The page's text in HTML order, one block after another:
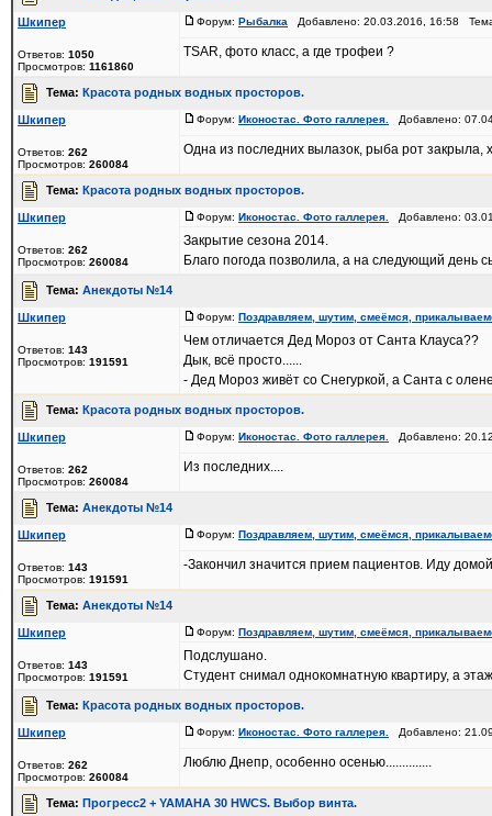
Шкипер
Ответов: 1050
Просмотров: 1161860
Форум: Рыбалка Добавлено: 20.03.2016, 16:58
TSAR, фото класс, а где трофеи ?
Тема: Красота родных водных просторов.
Шкипер
Ответов: 262
Просмотров: 260084
Форум: Иконостас. Фото галлерея. Добавлено:
Одна из последних вылазок, рыба рот закрыла,
Тема: Красота родных водных просторов.
Шкипер
Ответов: 262
Просмотров: 260084
Форум: Иконостас. Фото галлерея. Добавлено:
Закрытие сезона 2014.
Благо погода позволила, а на следующий день
Тема: Анекдоты №14
Шкипер
Ответов: 143
Просмотров: 191591
Форум: Поздравляем, шутим, смеёмся,
Чем отличается Дед Мороз от Санта Клауса??
Дык, всё просто......
- Дед Мороз живёт со Снегуркой, а Санта с
Тема: Красота родных водных просторов.
Шкипер
Ответов: 262
Просмотров: 260084
Форум: Иконостас. Фото галлерея. Добавлено:
Из последних....
Тема: Анекдоты №14
Шкипер
Ответов: 143
Просмотров: 191591
Форум: Поздравляем, шутим, смеёмся,
-Закончил значится прием пациентов. Иду
Тема: Анекдоты №14
Шкипер
Ответов: 143
Просмотров: 191591
Форум: Поздравляем, шутим, смеёмся,
Подслушано.
Студент снимал однокомнатную квартиру, а
Тема: Красота родных водных просторов.
Шкипер
Ответов: 262
Просмотров: 260084
Форум: Иконостас. Фото галлерея. Добавлено:
Люблю Днепр, особенно осенью..............
Тема: Прогресс2 + YAMAHA 30 HWCS. Выбор винта.